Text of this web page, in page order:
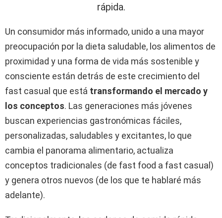
rápida.
Un consumidor más informado, unido a una mayor
preocupación por la dieta saludable, los alimentos de
proximidad y una forma de vida más sostenible y
consciente están detrás de este crecimiento del
fast casual que está transformando el mercado y
los conceptos. Las generaciones más jóvenes
buscan experiencias gastronómicas fáciles,
personalizadas, saludables y excitantes, lo que
cambia el panorama alimentario, actualiza
conceptos tradicionales (de fast food a fast casual)
y genera otros nuevos (de los que te hablaré más
adelante).